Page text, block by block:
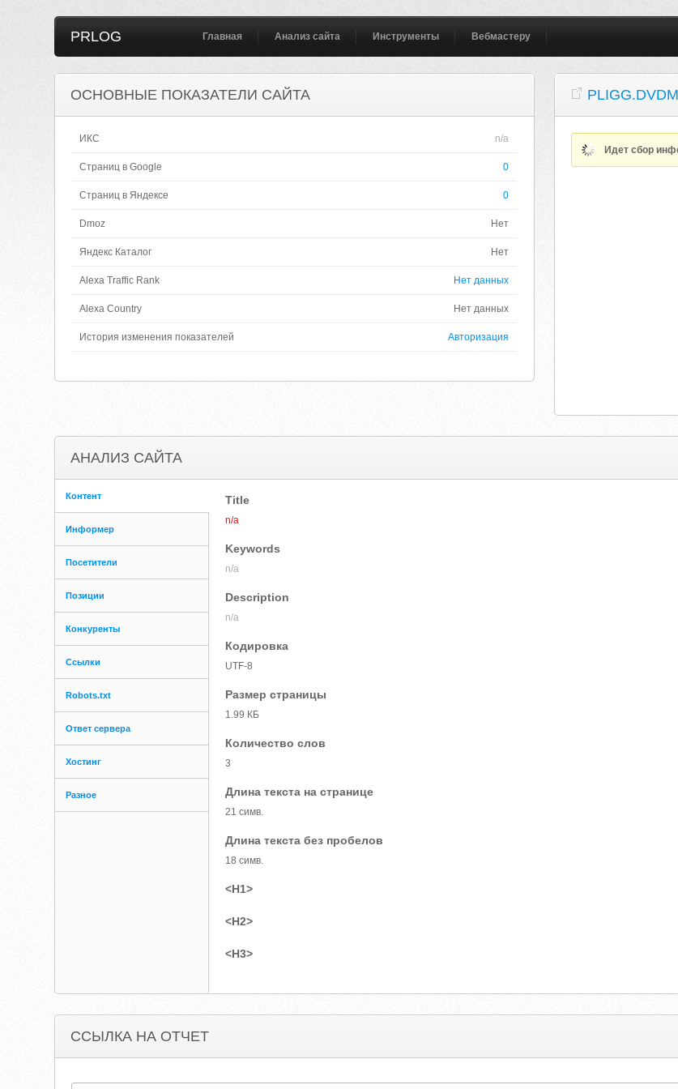
PRLOG Главная Анализ сайта Инструменты Вебмастеру
ОСНОВНЫЕ ПОКАЗАТЕЛИ САЙТА
ИКС n/a
Страниц в Google 0
Страниц в Яндексе 0
Dmoz Нет
Яндекс Каталог Нет
Alexa Traffic Rank Нет данных
Alexa Country Нет данных
История изменения показателей Авторизация
Идет сбор
АНАЛИЗ САЙТА
Контент
Информер
Посетители
Позиции
Конкуренты
Ссылки
Robots.txt
Ответ сервера
Хостинг
Разное
Title
n/a
Keywords
n/a
Description
n/a
Кодировка
UTF-8
Размер страницы
1.99 КБ
Количество слов
3
Длина текста на странице
21 симв.
Длина текста без пробелов
18 симв.
<H1>
<H2>
<H3>
ССЫЛКА НА ОТЧЕТ